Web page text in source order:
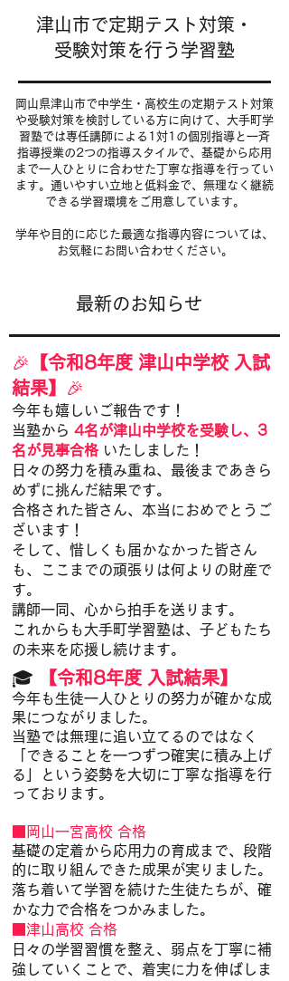
津山市で定期テスト対策・
受験対策を行う学習塾
岡山県津山市で中学生・高校生の定期テスト対策
や受験対策を検討している方に向けて、大手町学
習塾では専任講師による1対1の個別指導と一斉
指導授業の2つの指導スタイルで、基礎から応用
まで一人ひとりに合わせた丁寧な指導を行ってい
ます。通いやすい立地と低料金で、無理なく継続
できる学習環境をご用意しています。
学年や目的に応じた最適な指導内容については、
お気軽にお問い合わせください。
最新のお知らせ
🎉 【令和8年度 津山中学校 入試
結果】 🎉
今年も嬉しいご報告です！
当塾から 4名が津山中学校を受験し、3
名が見事合格 いたしました！
日々の努力を積み重ね、最後まであきら
めずに挑んだ結果です。
合格された皆さん、本当におめでとうご
ざいます！
そして、惜しくも届かなかった皆さん
も、ここまでの頑張りは何よりの財産で
す。
講師一同、心から拍手を送ります。
これからも大手町学習塾は、子どもたち
の未来を応援し続けます。
​🎓 【令和8年度 入試結果】
今年も生徒一人ひとりの努力が確かな成
果につながりました。
当塾では無理に追い立てるのではなく
「できることを一つずつ確実に積み上げ
る」という姿勢を大切に丁寧な指導を行
っております。
■岡山一宮高校 合格
基礎の定着から応用力の育成まで、段階
的に取り組んできた成果が実りました。
落ち着いて学習を続けた生徒たちが、確
かな力で合格をつかみました。
■津山高校 合格
日々の学習習慣を整え、弱点を丁寧に補
強していくことで、着実に力を伸ばしま